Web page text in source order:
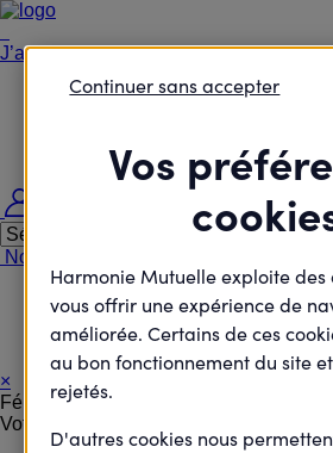
J’agisCollectif
Je passe à l'action
Je deviens élu
Nous contacter
Nous rejoindre
Accueil
Je passe à l'action
Participez à une Rando Santé
×
Félicitations !
Votre inscription a bien été prise en
Vos
Harmonie Mutuelle exploite des
vous offrir une expérience de
améliorée. Certains de ces
au bon fonctionnement du site
rejetés.
D'autres cookies nous
Continuer sans accepter